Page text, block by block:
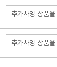
추가사양 상품
추가사양 상품